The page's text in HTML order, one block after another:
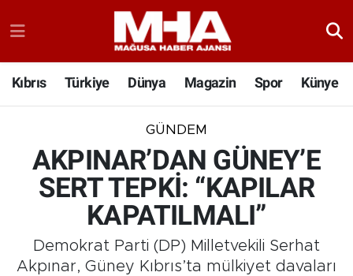
Kıbrıs Türkiye Dünya Magazin Spor Künye
GÜNDEM
AKPINAR’DAN GÜNEY’E
SERT TEPKİ: “KAPILAR
KAPATILMALI”
Demokrat Parti (DP) Milletvekili Serhat
Akpınar, Güney Kıbrıs’ta mülkiyet davaları